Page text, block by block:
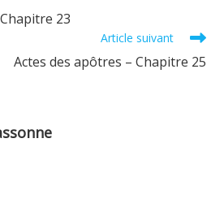
23
Article suivant
Actes des apôtres – Chapitre 25